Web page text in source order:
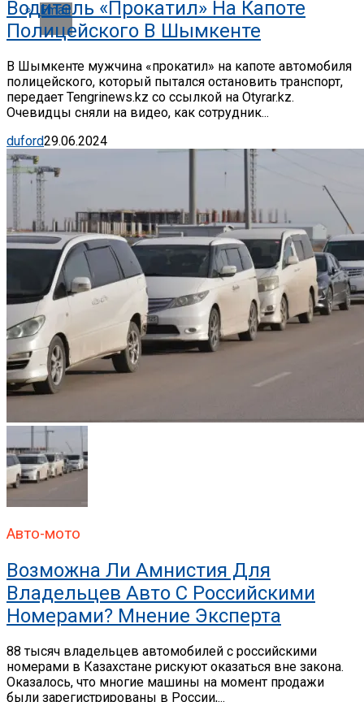
Email
Водитель «прокатил» На Капоте
Полицейского В Шымкенте
В Шымкенте мужчина «прокатил» на капоте автомобиля
полицейского, который пытался остановить транспорт,
передает Tengrinews.kz со ссылкой на Otyrar.kz.
Очевидцы сняли на видео, как сотрудник...
duford29.06.2024
Авто-мото
Возможна Ли Амнистия Для
Владельцев Авто С Российскими
Номерами? Мнение Эксперта
88 тысяч владельцев автомобилей с российскими
номерами в Казахстане рискуют оказаться вне закона.
Оказалось, что многие машины на момент продажи
были зарегистрированы в России,...